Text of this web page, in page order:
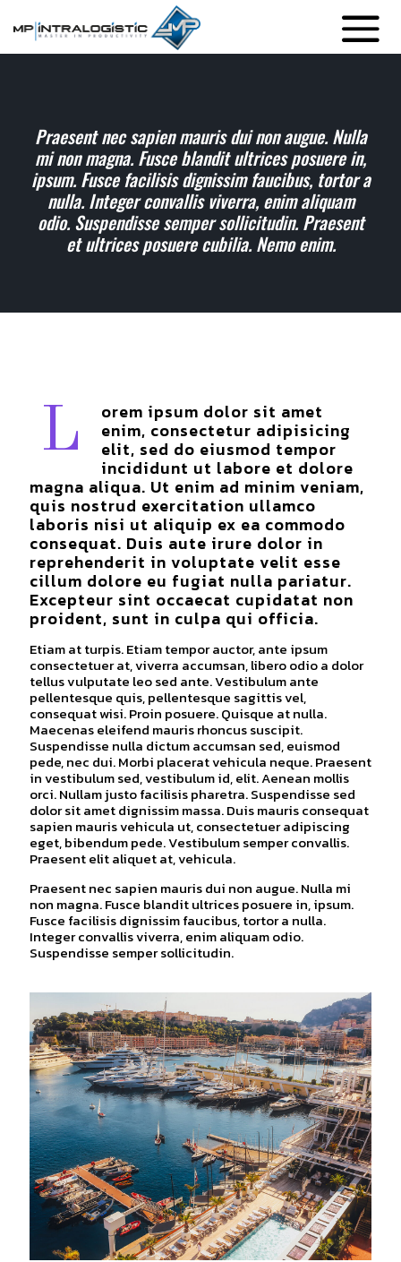
Praesent nec sapien mauris dui non augue. Nulla
mi non magna. Fusce blandit ultrices posuere in,
ipsum. Fusce facilisis dignissim faucibus, tortor a
nulla. Integer convallis viverra, enim aliquam
odio. Suspendisse semper sollicitudin. Praesent
et ultrices posuere cubilia. Nemo enim.
L orem ipsum dolor sit amet
enim, consectetur adipisicing
elit, sed do eiusmod tempor
incididunt ut labore et dolore
magna aliqua. Ut enim ad minim veniam,
quis nostrud exercitation ullamco
laboris nisi ut aliquip ex ea commodo
consequat. Duis aute irure dolor in
reprehenderit in voluptate velit esse
cillum dolore eu fugiat nulla pariatur.
Excepteur sint occaecat cupidatat non
proident, sunt in culpa qui officia.
Etiam at turpis. Etiam tempor auctor, ante ipsum
consectetuer at, viverra accumsan, libero odio a dolor
tellus vulputate leo sed ante. Vestibulum ante
pellentesque quis, pellentesque sagittis vel,
consequat wisi. Proin posuere. Quisque at nulla.
Maecenas eleifend mauris rhoncus suscipit.
Suspendisse nulla dictum accumsan sed, euismod
pede, nec dui. Morbi placerat vehicula neque. Praesent
in vestibulum sed, vestibulum id, elit. Aenean mollis
orci. Nullam justo facilisis pharetra. Suspendisse sed
dolor sit amet dignissim massa. Duis mauris consequat
sapien mauris vehicula ut, consectetuer adipiscing
eget, bibendum pede. Vestibulum semper convallis.
Praesent elit aliquet at, vehicula.
Praesent nec sapien mauris dui non augue. Nulla mi
non magna. Fusce blandit ultrices posuere in, ipsum.
Fusce facilisis dignissim faucibus, tortor a nulla.
Integer convallis viverra, enim aliquam odio.
Suspendisse semper sollicitudin.